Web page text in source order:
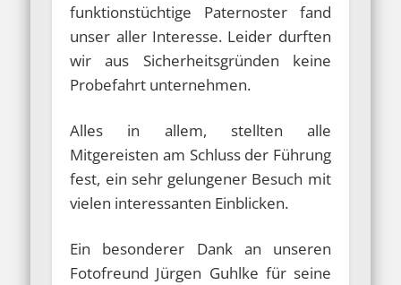
funktionstüchtige Paternoster fand
unser aller Interesse. Leider durften
wir aus Sicherheitsgründen keine
Probefahrt unternehmen.
Alles in allem, stellten alle
Mitgereisten am Schluss der Führung
fest, ein sehr gelungener Besuch mit
vielen interessanten Einblicken.
Ein besonderer Dank an unseren
Fotofreund Jürgen Guhlke für seine